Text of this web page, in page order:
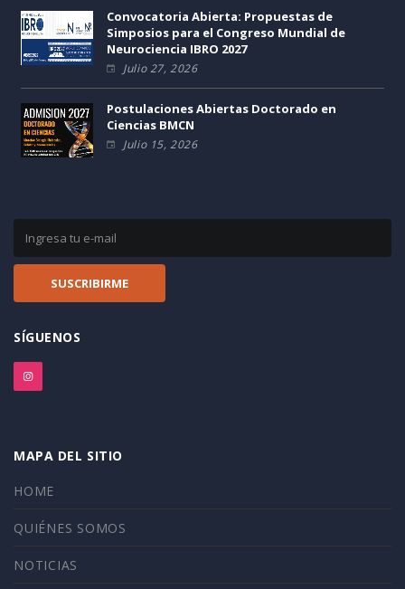
Convocatoria Abierta: Propuestas de
Simposios para el Congreso Mundial de
Neurociencia IBRO 2027
Julio 27, 2026
Postulaciones Abiertas Doctorado en
Ciencias BMCN
Julio 15, 2026
SÍGUENOS
MAPA DEL SITIO
HOME
QUIÉNES SOMOS
NOTICIAS